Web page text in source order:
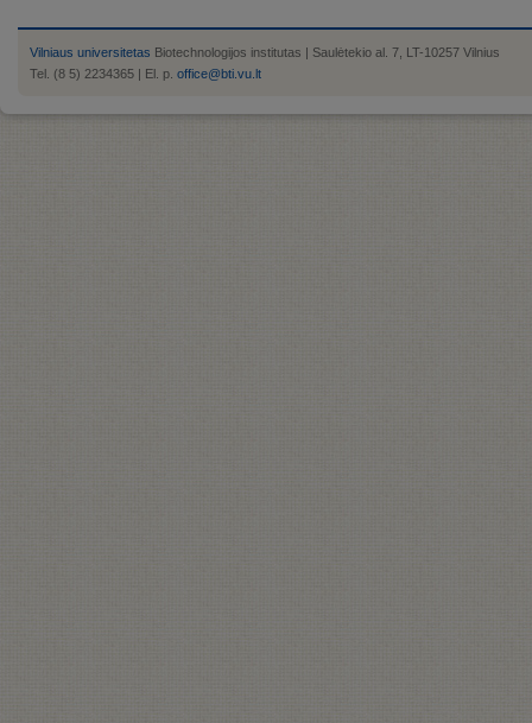
Vilniaus universitetas Biotechnologijos institutas | Saulėtekio al. 7, LT-10257 Vilnius
Tel. (8 5) 2234365 | El. p.